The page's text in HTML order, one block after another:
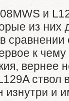
и
из них
к
вернее
ствол
изнутри и